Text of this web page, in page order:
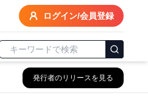
ログイン/会員登録
発行者のリリースを見る